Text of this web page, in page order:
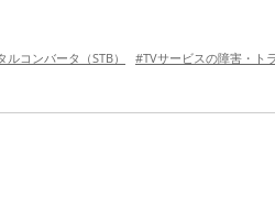
ルコンバータ（STB）
#TVサービスの障害・ト